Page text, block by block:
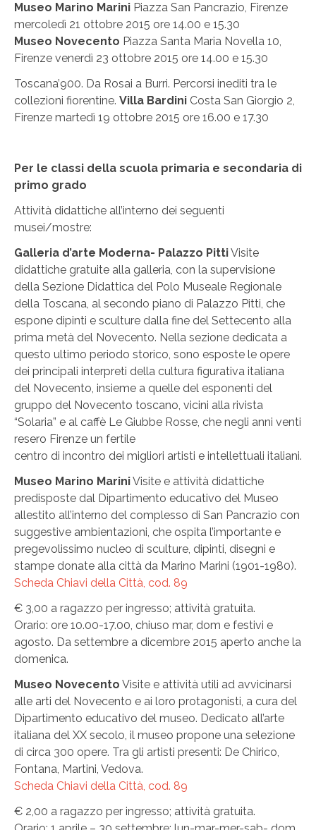
Museo Marino Marini Piazza San Pancrazio, Firenze
mercoledì 21 ottobre 2015 ore 14.00 e 15.30
Museo Novecento Piazza Santa Maria Novella 10,
Firenze venerdì 23 ottobre 2015 ore 14.00 e 15.30
Toscana’900. Da Rosai a Burri. Percorsi inediti tra le
collezioni fiorentine. Villa Bardini Costa San Giorgio 2,
Firenze martedì 19 ottobre 2015 ore 16.00 e 17.30
Per le classi della scuola primaria e secondaria di
primo grado
Attività didattiche all’interno dei seguenti
musei/mostre:
Galleria d’arte Moderna- Palazzo PittiVisite
didattiche gratuite alla galleria, con la supervisione
della Sezione Didattica del Polo Museale Regionale
della Toscana, al secondo piano di Palazzo Pitti, che
espone dipinti e sculture dalla fine del Settecento alla
prima metà del Novecento. Nella sezione dedicata a
questo ultimo periodo storico, sono esposte le opere
dei principali interpreti della cultura figurativa italiana
del Novecento, insieme a quelle del esponenti del
gruppo del Novecento toscano, vicini alla rivista
“Solaria” e al caffè Le Giubbe Rosse, che negli anni venti
resero Firenze un fertile
centro di incontro dei migliori artisti e intellettuali italiani.
Museo Marino MariniVisite e attività didattiche
predisposte dal Dipartimento educativo del Museo
allestito all’interno del complesso di San Pancrazio con
suggestive ambientazioni, che ospita l’importante e
pregevolissimo nucleo di sculture, dipinti, disegni e
stampe donate alla città da Marino Marini (1901-1980).
Scheda Chiavi della Città, cod. 89
€ 3,00 a ragazzo per ingresso; attività gratuita.
Orario: ore 10.00-17.00, chiuso mar, dom e festivi e
agosto. Da settembre a dicembre 2015 aperto anche la
domenica.
Museo Novecento Visite e attività utili ad avvicinarsi
alle arti del Novecento e ai loro protagonisti, a cura del
Dipartimento educativo del museo. Dedicato all’arte
italiana del XX secolo, il museo propone una selezione
di circa 300 opere. Tra gli artisti presenti: De Chirico,
Fontana, Martini, Vedova.
Scheda Chiavi della Città, cod. 89
€ 2,00 a ragazzo per ingresso; attività gratuita.